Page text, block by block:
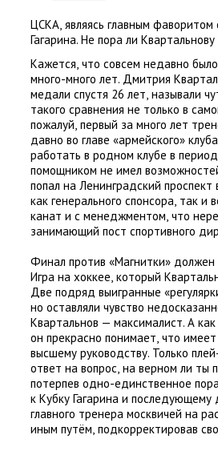
ЦСКА, являясь главным фаворитом
Гагарина. Не пора ли
Кажется, что совсем недавно
много-много лет. Дмитрия
медали спустя 26 лет, называли
такого сравнения не только в
пожалуй, первый за много лет
давно во главе «армейского»
работать в родном клубе в
помощником не имел
попал на Ленинградский проспект
как генерального спонсора, так и
канат и с менеджментом, что
занимающий пост спортивного
Финал против «Магнитки»
Игра на хоккее, который
Две подряд выигранные «
но оставляли чувство
Квартальнов — максималист. А как
он прекрасно понимает, что
высшему руководству. Только
ответ на вопрос, на верном ли ты
потерпев одно-единственное
к Кубку Гагарина и
главного тренера москвичей на
иным путём, подкорректировав